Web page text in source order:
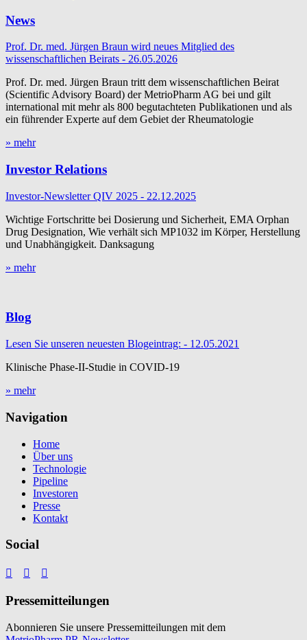
News
Prof. Dr. med. Jürgen Braun wird neues Mitglied des
wissenschaftlichen Beirats - 26.05.2026
Prof. Dr. med. Jürgen Braun tritt dem wissenschaftlichen Beirat
(Scientific Advisory Board) der MetrioPharm AG bei und gilt
international mit mehr als 800 begutachteten Publikationen und als
ein führender Experte auf dem Gebiet der Rheumatologie
» mehr
Investor Relations
Investor-Newsletter QIV 2025 - 22.12.2025
Wichtige Fortschritte bei Dosierung und Sicherheit, EMA Orphan
Drug Designation, Wie verhält sich MP1032 im Körper, Herstellung
und Unabhängigkeit. Danksagung
» mehr
Blog
Lesen Sie unseren neuesten Blogeintrag: - 12.05.2021
Klinische Phase-II-Studie in COVID-19
» mehr
Navigation
Home
Über uns
Technologie
Pipeline
Investoren
Presse
Kontakt
Social
  
Pressemitteilungen
Abonnieren Sie unsere Pressemitteilungen mit dem